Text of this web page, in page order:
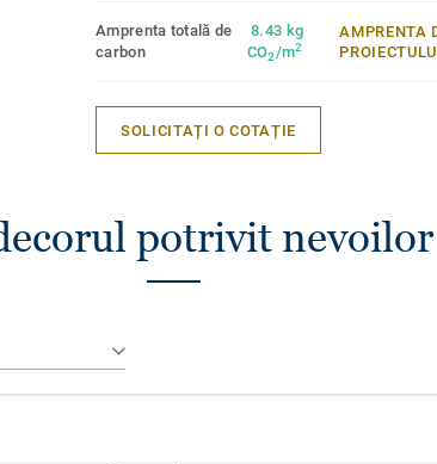
Amprenta totală de
carbon
8.43 kg
CO2/m2
AMPRENTA
SOLICITAȚI O COTAȚIE
potrivit